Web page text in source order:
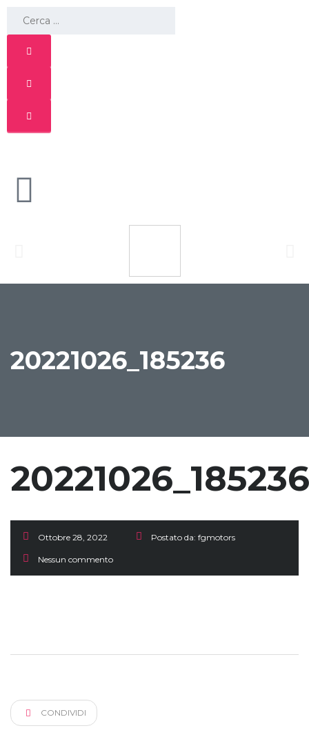
20221026_185236
20221026_185236
Ottobre 28, 2022 Postato da: fgmotors
Nessun commento
CONDIVIDI